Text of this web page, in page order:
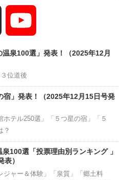
Channel
泉100選」発表！（2025年12月
位道後
宿」発表！（2025年12月15日号発
ホテル250選」「５つ星の宿」「５
？
100選「投票理由別ランキング 」
表）
ジャー＆体験」「泉質」「郷土料